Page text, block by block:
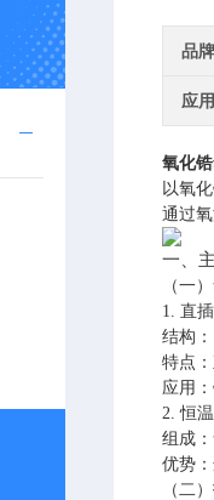
品牌
应
氧化
以氧
通过
一、
（一
1. 直
结构
特点
应用
2. 恒
组成
优势
（二